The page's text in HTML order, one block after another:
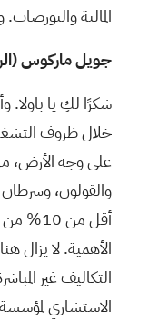
المالية
جويل ماركوس
شكرًا لكِ يا باولا.
خلال ظروف
على وجه الأرض،
أقل من
الأهمية. لا يزال
الاستشاري